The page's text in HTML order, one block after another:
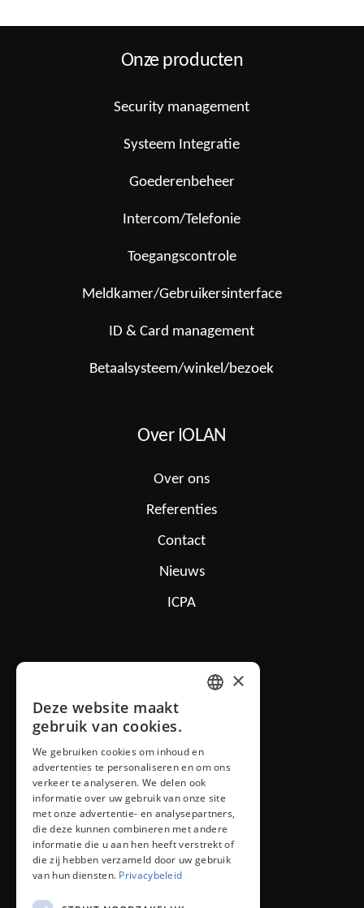
Onze producten
Security management
Systeem Integratie
Goederenbeheer
Intercom/Telefonie
Toegangscontrole
Meldkamer/Gebruikersinterface
ID & Card management
Betaalsysteem/winkel/bezoek
Over IOLAN
Over ons
Referenties
Contact
Nieuws
ICPA
Mon Plaisir 26
4879 AN Etten-Leur NL
iolan@iolan.com
+31 (0)76 50 26 100
×
Deze website maakt
gebruik van cookies.
We gebruiken cookies om inhoud en
advertenties te personaliseren en om ons
verkeer te analyseren. We delen ook
informatie over uw gebruik van onze site
met onze advertentie- en analysepartners,
die deze kunnen combineren met andere
informatie die u aan hen heeft verstrekt of
die zij hebben verzameld door uw gebruik
van hun diensten. Privacybeleid